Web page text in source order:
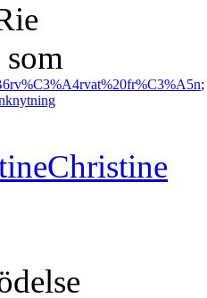
;
Christine